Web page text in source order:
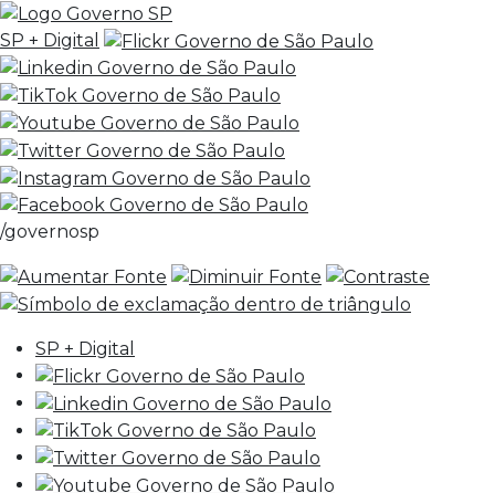
SP + Digital
/governosp
SP + Digital